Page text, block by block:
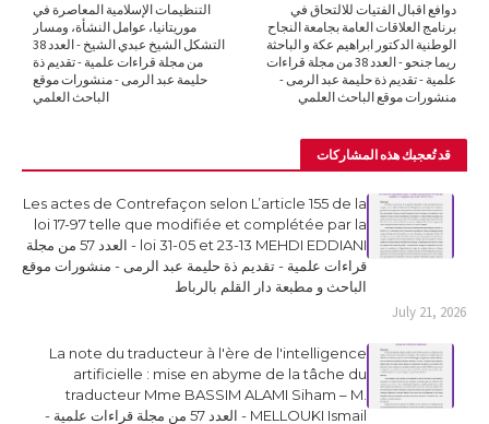
التنظيمات الإسلامية المعاصرة في
موريتانيا، عوامل النشأة، ومسار
التشكل الشيخ عبدي الشيخ - العدد 38
من مجلة قراءات علمية - تقديم ذة
حليمة عبد الرمى - منشورات موقع
الباحث العلمي
دوافع اقبال الفتيات للالتحاق في
برنامج العلاقات العامة بجامعة النجاح
الوطنية الدكتور ابراهيم عكة و الباحثة
ريما جنحو - العدد 38 من مجلة قراءات
علمية - تقديم ذة حليمة عبد الرمى -
منشورات موقع الباحث العلمي
قد تُعجبك هذه المشاركات
Les actes de Contrefaçon selon L’article 155 de la
loi 17-97 telle que modifiée et complétée par la
loi 31-05 et 23-13 MEHDI EDDIANI - العدد 57 من مجلة
قراءات علمية - تقديم ذة حليمة عبد الرمى - منشورات موقع
الباحث و مطبعة دار القلم بالرباط
July 21, 2026
La note du traducteur à l'ère de l'intelligence
artificielle : mise en abyme de la tâche du
traducteur Mme BASSIM ALAMI Siham – M.
MELLOUKI Ismail - العدد 57 من مجلة قراءات علمية -